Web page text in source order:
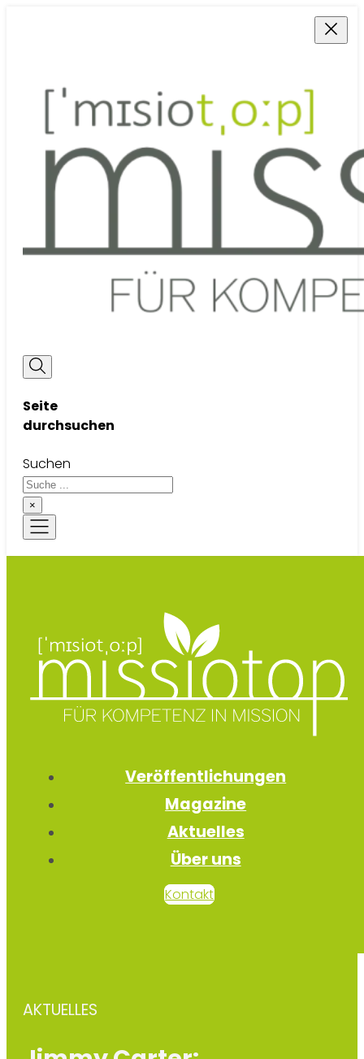
Seite
durchsuchen
Suchen
×
Veröffentlichungen
Magazine
Aktuelles
Über uns
Kontakt
AKTUELLES